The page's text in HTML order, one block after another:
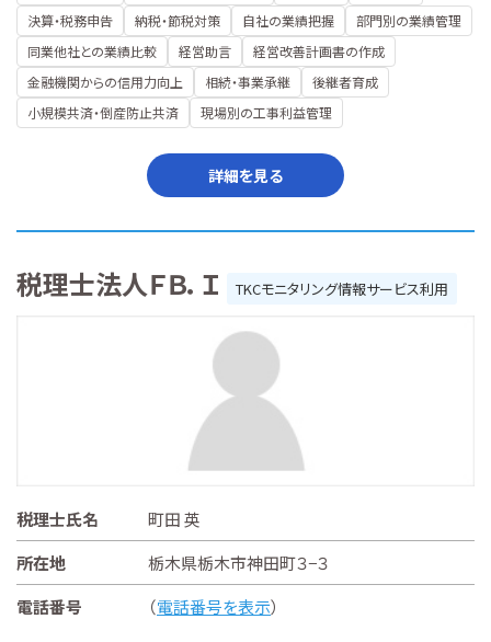
決算・税務申告
納税・節税対策 自社の業績把握
部門別の業績管理
同業他社との業績比較
経営助言
経営改善計画書の作成
金融機関からの信用力向上
相続・事業承継
後継者育成
小規模共済・倒産防止共済
現場別の工事利益管理
詳細を見る
税理士法人ＦＢ．Ｉ TKCモニタリング情報サービス利用
税理士氏名
町田 英
所在地
栃木県栃木市神田町３−３
電話番号
（電話番号を表示）